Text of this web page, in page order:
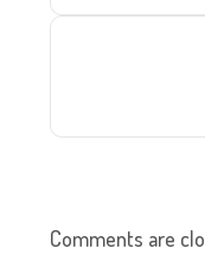
Comments are